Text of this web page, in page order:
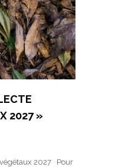
2027 »
2027 Pour